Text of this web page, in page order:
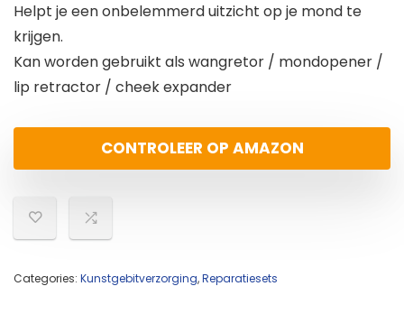
Helpt je een onbelemmerd uitzicht op je mond te
krijgen.
Kan worden gebruikt als wangretor / mondopener /
lip retractor / cheek expander
CONTROLEER OP AMAZON
Categories: Kunstgebitverzorging,Reparatiesets